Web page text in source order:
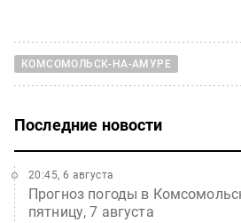
КОМСОМОЛЬСК-НА-АМУРЕ
Последние новости
Прогноз погоды в
пятницу, 7 августа
20:45, 6 августа